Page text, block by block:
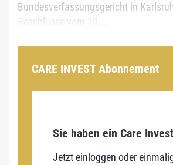
Bundesverfassungsgericht in
Beschlüsse vom 10....
CARE INVEST Abonnement
Sie haben ein Care
Jetzt einloggen oder